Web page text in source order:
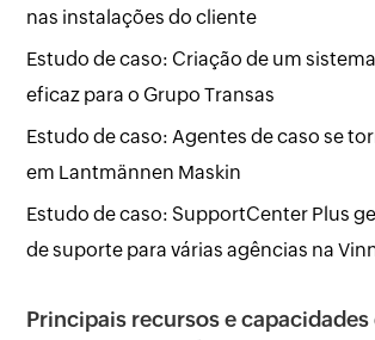
nas instalações do cliente
Estudo de caso: Criação de um
eficaz para o Grupo Transas
Estudo de caso: Agentes de caso se
em Lantmännen Maskin
Estudo de caso: SupportCenter Plus
de suporte para várias agências na
Principais recursos e capacidades